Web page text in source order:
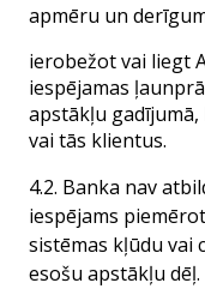
apmēru un
ierobežot vai liegt
iespējamas
apstākļu
vai tās klientus.
4.2. Banka nav
iespējams
sistēmas kļūdu vai
esošu apstākļu dēļ.